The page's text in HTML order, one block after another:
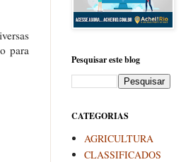
para
Pesquisar este blog
CATEGORIAS
AGRICULTURA
CLASSIFICADOS